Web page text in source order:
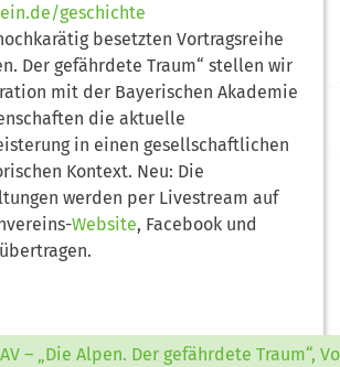
geschichte
besetzten Vortragsreihe
Der gefährdete Traum“ stellen wir
mit der Bayerischen Akademie
die aktuelle
in einen gesellschaftlichen
Kontext. Neu: Die
werden per Livestream auf
Website, Facebook und
– „Die Alpen. Der gefährdete Traum“,